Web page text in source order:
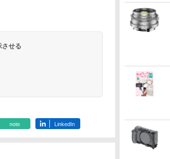
せる
note LinkedIn